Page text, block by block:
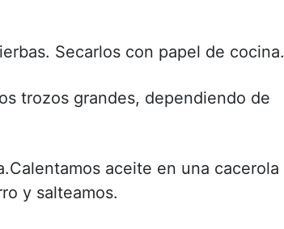
Secarlos con papel de cocina.
trozos grandes, dependiendo de
aceite en una cacerola
y salteamos.